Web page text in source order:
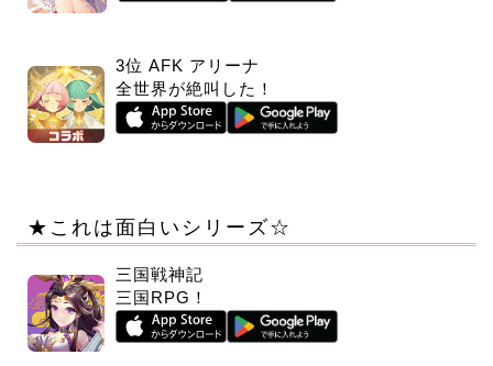
3位 AFK アリーナ
全世界が絶叫した！
★これは面白いシリーズ☆
三国戦神記
三国RPG！